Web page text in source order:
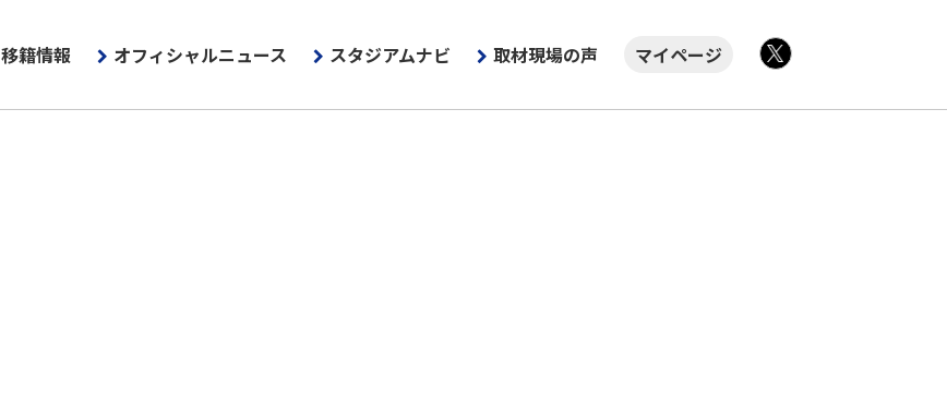
移籍情報 オフィシャルニュース スタジアムナビ 取材現場の声
マイページ